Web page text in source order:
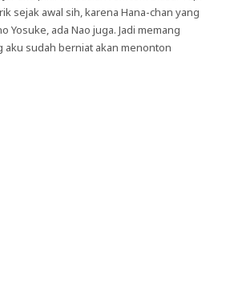
sejak awal sih, karena Hana-chan yang
Yosuke, ada Nao juga. Jadi memang
aku sudah berniat akan menonton